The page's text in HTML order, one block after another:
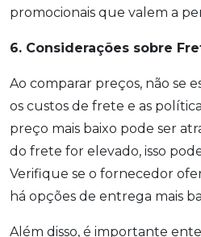
promocionais que valem a
6. Considerações sobre
Ao comparar preços, não se
os custos de frete e as
preço mais baixo pode ser
do frete for elevado, isso
Verifique se o fornecedor
há opções de entrega mais
Além disso, é importante